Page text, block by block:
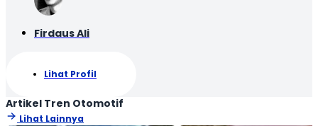
Firdaus Ali
Lihat Profil
Artikel Tren Otomotif
Lihat Lainnya